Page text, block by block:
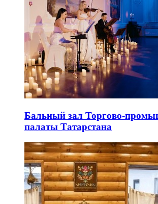
Бальный зал Торгово-
палаты Татарстана